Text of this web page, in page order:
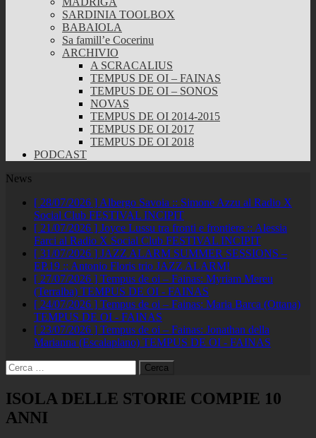
SARDINIA TOOLBOX
BABAIOLA
Sa famill’e Cocerinu
ARCHIVIO
A SCRACALIUS
TEMPUS DE OI – FAINAS
TEMPUS DE OI – SONOS
NOVAS
TEMPUS DE OI 2014-2015
TEMPUS DE OI 2017
TEMPUS DE OI 2018
PODCAST
News
[ 28/07/2026 ] Albergo Savoia :: Simone Azzu al Radio X
Social Club FESTIVAL INCIPIT
[ 21/07/2026 ] Joyce Lussu tra fronti e frontiere :: Alessia
Farci al Radio X Social Club FESTIVAL INCIPIT
[ 31/07/2026 ] JAZZ ALARM SUMMER SESSIONS –
EP.19 :: Antonio Floris trio JAZZ ALARM!
[ 27/07/2026 ] Tempus de oi – Fainas: Myriam Mereu
(Terralba) TEMPUS DE OI - FAINAS
[ 24/07/2026 ] Tempus de oi – Fainas: Maria Barca (Ottana)
TEMPUS DE OI - FAINAS
[ 23/07/2026 ] Tempus de oi – Fainas: Jonathan della
Marianna (Escalaplano) TEMPUS DE OI - FAINAS
Ricerca
per:
ISOLA DELLE STORIE COMPIE 10
ANNI